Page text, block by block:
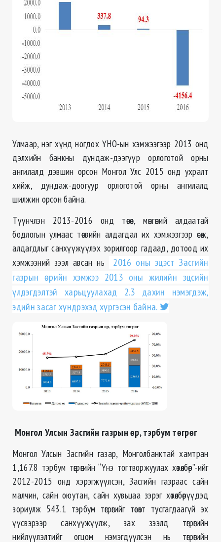
Улмаар, нэг хүнд ногдох ҮНО-ын хэмжээгээр 2013 онд
дэлхийн банкны дундаж-дээгүүр орлоготой орны
ангилалд дэвшин орсон Монгол Улс 2015 онд ухралт
хийж, дундаж-доогуур орлоготой орны ангилалд
шилжин орсон байна.
Түүнчлэн 2013-2016 онд төсөв, мөнгөний алдаатай
бодлогын улмаас төсвийн алдагдал их хэмжээгээр өсөж,
алдагдлыг санхүүжүүлэх зорилгоор гадаад, дотоод их
хэмжээний зээл авсан нь
2016 оны эцэст Засгийн
газрын өрийн хэмжээ 2013 оны жилийн эцсийн
үлдэгдэлтэй харьцуулахад 2.3 дахин нэмэгдэж,
эдийн засаг хүндрэхэд хүргэсэн байна.
Монгол Улсын Засгийн газрын өр, тэрбум төгрөг
Монгол Улсын Засгийн газар, Монголбанктай хамтран
1,167.8 тэрбум төгрөгийн “Үнэ тогтворжуулах хөтөлбөр”-ийг
2012-2015 онд хэрэгжүүлсэн, Засгийн газраас сайн
малчин, сайн оюутан, сайн хувьцаа зэрэг хөтөлбөрүүдэд
зориулж 543.1 тэрбум төгрөгийг төсөвт тусгагдаагүй эх
үүсвэрээр санхүүжүүлж, зах зээлд төгрөгийн
нийлүүлэлтийг огцом нэмэгдүүлсэн нь төгрөгийн